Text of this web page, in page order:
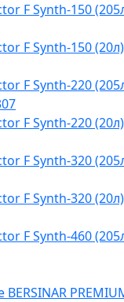
F Synth-150
F Synth-150 (20л)
F Synth-220
F Synth-220 (20л)
F Synth-320
F Synth-320 (20л)
F Synth-460